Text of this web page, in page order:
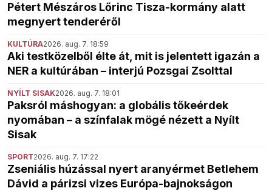
Pétert Mészáros Lőrinc Tisza-kormány alatt
megnyert tenderéről
KULTÚRA2026. aug. 7. 18:59
Aki testközelből élte át, mit is jelentett igazán a
NER a kultúrában – interjú Pozsgai Zsolttal
NYÍLT SISAK2026. aug. 7. 18:01
Paksról máshogyan: a globális tőkeérdek
nyomában – a színfalak mögé nézett a Nyílt
Sisak
SPORT2026. aug. 7. 17:22
Zseniális húzással nyert aranyérmet Betlehem
Dávid a párizsi vizes Európa-bajnokságon